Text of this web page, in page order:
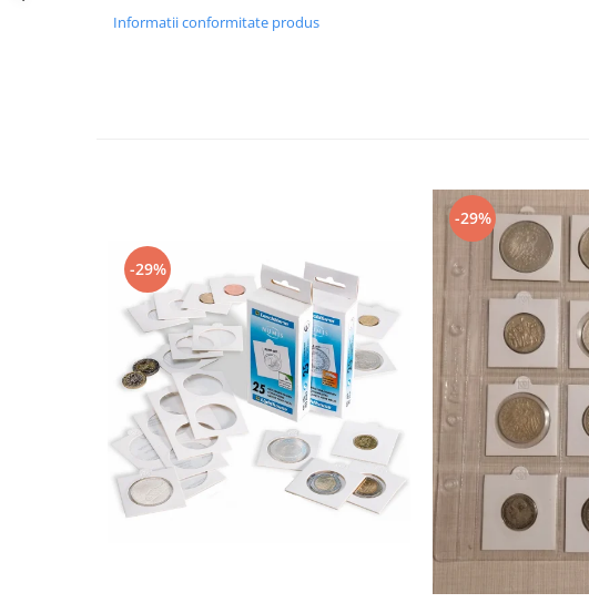
Bancnote straine
Accesorii filatelie
Timbre si coli Romania
Carte Postala / FDC
Din trusa colectionarului
Insigne/Medalii/Decoratii
Informatii conformitate produs
-29%
-29%